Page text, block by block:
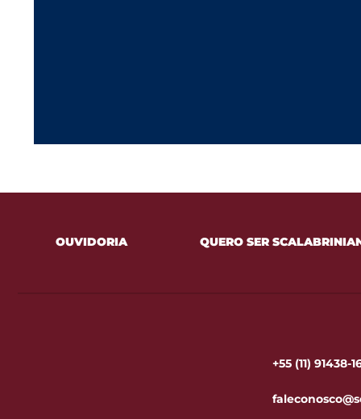
OUVIDORIA QUERO SER
+55 (11) 91438-